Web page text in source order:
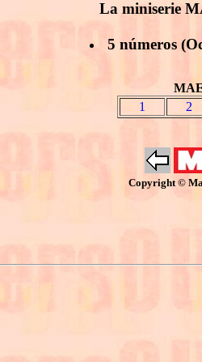
La miniserie
5 números
1
2
Copyright ©